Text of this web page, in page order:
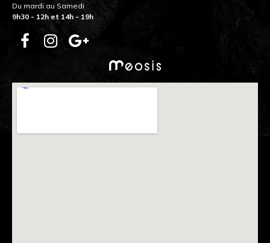
Du mardi au Samedi
9h30 - 12h et 14h - 19h